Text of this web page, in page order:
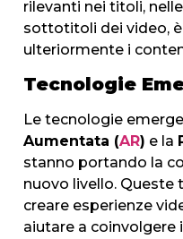
rilevanti nei titoli,
sottotitoli dei video,
ulteriormente i
Tecnologie
Le tecnologie
Aumentata (AR) e la
stanno portando la
nuovo livello.
creare esperienze
aiutare a coinvolgere